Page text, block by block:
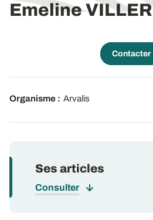
Emeline VILLER
Contacter
Organisme : Arvalis
Ses articles
Consulter